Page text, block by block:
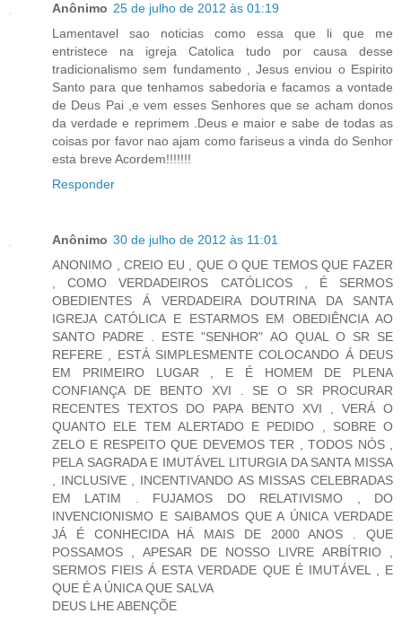
Anônimo 25 de julho de 2012 às 01:19
Lamentavel sao noticias como essa que li que me
entristece na igreja Catolica tudo por causa desse
tradicionalismo sem fundamento , Jesus enviou o Espirito
Santo para que tenhamos sabedoria e facamos a vontade
de Deus Pai ,e vem esses Senhores que se acham donos
da verdade e reprimem .Deus e maior e sabe de todas as
coisas por favor nao ajam como fariseus a vinda do Senhor
esta breve Acordem!!!!!!!
Responder
Anônimo 30 de julho de 2012 às 11:01
ANONIMO , CREIO EU , QUE O QUE TEMOS QUE FAZER
, COMO VERDADEIROS CATÓLICOS , É SERMOS
OBEDIENTES Á VERDADEIRA DOUTRINA DA SANTA
IGREJA CATÓLICA E ESTARMOS EM OBEDIÊNCIA AO
SANTO PADRE . ESTE "SENHOR" AO QUAL O SR SE
REFERE , ESTÁ SIMPLESMENTE COLOCANDO Á DEUS
EM PRIMEIRO LUGAR , E É HOMEM DE PLENA
CONFIANÇA DE BENTO XVI . SE O SR PROCURAR
RECENTES TEXTOS DO PAPA BENTO XVI , VERÁ O
QUANTO ELE TEM ALERTADO E PEDIDO , SOBRE O
ZELO E RESPEITO QUE DEVEMOS TER , TODOS NÓS ,
PELA SAGRADA E IMUTÁVEL LITURGIA DA SANTA MISSA
, INCLUSIVE , INCENTIVANDO AS MISSAS CELEBRADAS
EM LATIM . FUJAMOS DO RELATIVISMO , DO
INVENCIONISMO E SAIBAMOS QUE A ÚNICA VERDADE
JÁ É CONHECIDA HÁ MAIS DE 2000 ANOS . QUE
POSSAMOS , APESAR DE NOSSO LIVRE ARBÍTRIO ,
SERMOS FIEIS Á ESTA VERDADE QUE É IMUTÁVEL , E
QUE É A ÚNICA QUE SALVA
DEUS LHE ABENÇÕE